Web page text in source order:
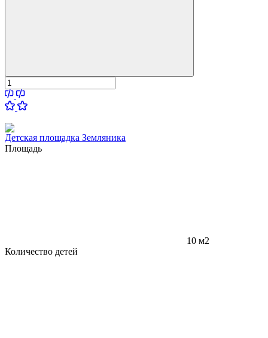
Детская площадка Земляника
Площадь
10 м2
Количество детей